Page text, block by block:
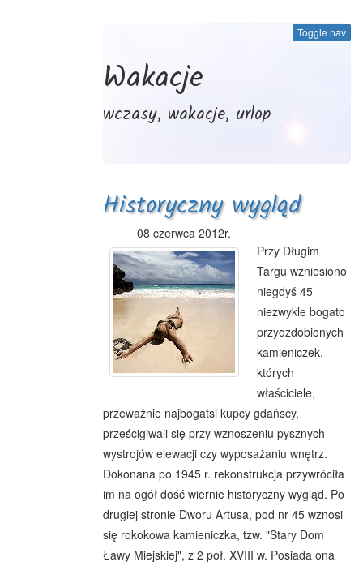
Toggle nav
Wakacje
wczasy, wakacje, urlop
Historyczny wygląd
Gdańska
08 czerwca 2012r.
Przy Długim
Targu wzniesiono
niegdyś 45
niezwykle bogato
przyozdobionych
kamieniczek,
których
właściciele,
przeważnie najbogatsi kupcy gdańscy,
prześcigiwali się przy wznoszeniu pysznych
wystrojów elewacji czy wyposażaniu wnętrz.
Dokonana po 1945 r. rekonstrukcja przywróciła
im na ogół dość wiernie historyczny wygląd. Po
drugiej stronie Dworu Artusa, pod nr 45 wznosi
się rokokowa kamieniczka, tzw. "Stary Dom
Ławy Miejskiej", z 2 poł. XVIII w. Posiada ona